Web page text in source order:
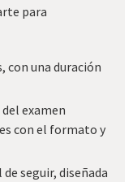
para
con una duración
examen
con el formato y
seguir, diseñada